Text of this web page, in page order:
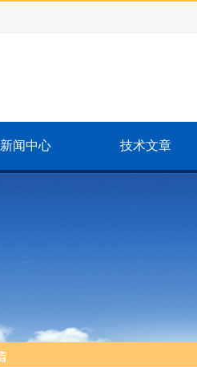
新闻中心 技术文章